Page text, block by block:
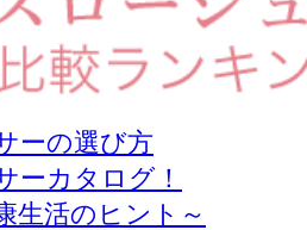
ーの選び方
ーカタログ！
生活のヒント～